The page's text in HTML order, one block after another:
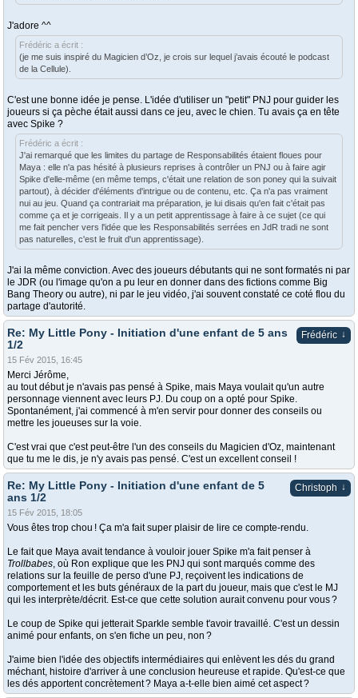
J'adore ^^
Frédéric a écrit :
(je me suis inspiré du Magicien d’Oz, je crois sur lequel j’avais écouté le podcast
de la Cellule).
C'est une bonne idée je pense. L'idée d'utiliser un "petit" PNJ pour guider les
joueurs si ça pèche était aussi dans ce jeu, avec le chien. Tu avais ça en tête
avec Spike ?
Frédéric a écrit :
J'ai remarqué que les limites du partage de Responsabilités étaient floues pour
Maya : elle n'a pas hésité à plusieurs reprises à contrôler un PNJ ou à faire agir
Spike d'elle-même (en même temps, c'était une relation de son poney qui la suivait
partout), à décider d'éléments d'intrigue ou de contenu, etc. Ça n'a pas vraiment
nui au jeu. Quand ça contrariait ma préparation, je lui disais qu'en fait c'était pas
comme ça et je corrigeais. Il y a un petit apprentissage à faire à ce sujet (ce qui
me fait pencher vers l'idée que les Responsabilités serrées en JdR tradi ne sont
pas naturelles, c'est le fruit d'un apprentissage).
J'ai la même conviction. Avec des joueurs débutants qui ne sont formatés ni par
le JDR (ou l'image qu'on a pu leur en donner dans des fictions comme Big
Bang Theory ou autre), ni par le jeu vidéo, j'ai souvent constaté ce coté flou du
partage d'autorité.
Frédéric ↓
Re: My Little Pony - Initiation d'une enfant de 5 ans
1/2
15 Fév 2015, 16:45
Merci Jérôme,
au tout début je n'avais pas pensé à Spike, mais Maya voulait qu'un autre
personnage viennent avec leurs PJ. Du coup on a opté pour Spike.
Spontanément, j'ai commencé à m'en servir pour donner des conseils ou
mettre les joueuses sur la voie.
C'est vrai que c'est peut-être l'un des conseils du Magicien d'Oz, maintenant
que tu me le dis, je n'y avais pas pensé. C'est un excellent conseil !
Christoph ↓
Re: My Little Pony - Initiation d'une enfant de 5
ans 1/2
15 Fév 2015, 18:05
Vous êtes trop chou ! Ça m'a fait super plaisir de lire ce compte-rendu.
Le fait que Maya avait tendance à vouloir jouer Spike m'a fait penser à
Trollbabes, où Ron explique que les PNJ qui sont marqués comme des
relations sur la feuille de perso d'une PJ, reçoivent les indications de
comportement et les buts généraux de la part du joueur, mais que c'est le MJ
qui les interprète/décrit. Est-ce que cette solution aurait convenu pour vous ?
Le coup de Spike qui jetterait Sparkle semble t'avoir travaillé. C'est un dessin
animé pour enfants, on s'en fiche un peu, non ?
J'aime bien l'idée des objectifs intermédiaires qui enlèvent les dés du grand
méchant, histoire d'arriver à une conclusion heureuse et rapide. Qu'est-ce que
les dés apportent concrètement ? Maya a-t-elle bien aimé cet aspect ?